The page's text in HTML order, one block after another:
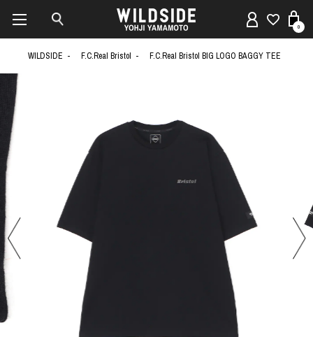
0
WILDSIDE F.C.Real Bristol F.C.Real Bristol BIG LOGO BAGGY TEE